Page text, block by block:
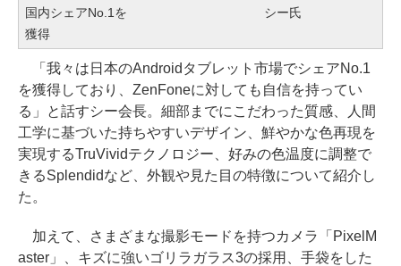
国内シェアNo.1を
獲得
シー氏
「我々は日本のAndroidタブレット市場でシェアNo.1
を獲得しており、ZenFoneに対しても自信を持ってい
る」と話すシー会長。細部までにこだわった質感、人間
工学に基づいた持ちやすいデザイン、鮮やかな色再現を
実現するTruVividテクノロジー、好みの色温度に調整で
きるSplendidなど、外観や見た目の特徴について紹介し
た。
加えて、さまざまな撮影モードを持つカメラ「PixelM
aster」、キズに強いゴリラガラス3の採用、手袋をした